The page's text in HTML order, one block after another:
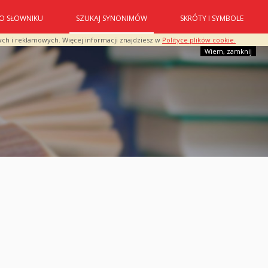
i reklamowych. Więcej informacji znajdziesz w Polityce plików cookie.
Wiem, zamknij
O SŁOWNIKU SZUKAJ SYNONIMÓW SKRÓTY I SYMBOLE